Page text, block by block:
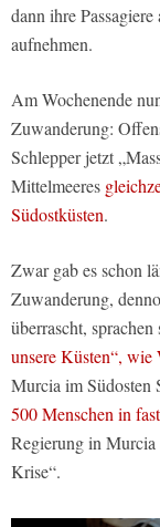
dann ihre
aufnehmen.
Am Wochenende
Zuwanderung:
Schlepper jetzt
Mittelmeeres
Südostküsten.
Zwar gab es schon
Zuwanderung,
überrascht,
unsere Küsten“, wie
Murcia im Südosten
500 Menschen in
Regierung in Murcia
Krise“.